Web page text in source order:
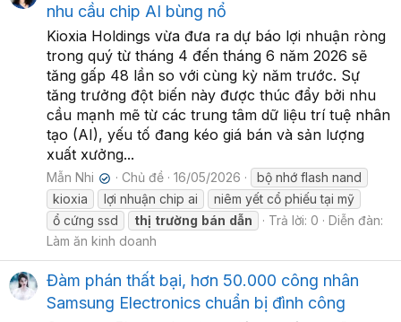
nhu cầu chip AI bùng nổ
Kioxia Holdings vừa đưa ra dự báo lợi nhuận ròng
trong quý từ tháng 4 đến tháng 6 năm 2026 sẽ
tăng gấp 48 lần so với cùng kỳ năm trước. Sự
tăng trưởng đột biến này được thúc đẩy bởi nhu
cầu mạnh mẽ từ các trung tâm dữ liệu trí tuệ nhân
tạo (AI), yếu tố đang kéo giá bán và sản lượng
xuất xưởng...
Mẫn Nhi ✔ Chủ đề 16/05/2026
bộ nhớ flash nand
kioxia
lợi nhuận chip ai
niêm yết cổ phiếu tại mỹ
ổ cứng ssd
thị trường bán dẫn Trả lời: 0
Diễn đàn:
Làm ăn kinh doanh
Đàm phán thất bại, hơn 50.000 công nhân
Samsung Electronics chuẩn bị đình công